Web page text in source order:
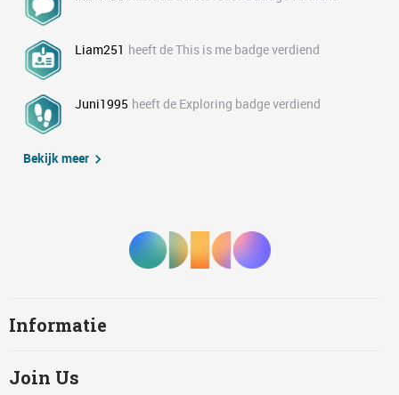
Liam251 heeft de This is me badge verdiend
Juni1995 heeft de Exploring badge verdiend
Bekijk meer
Informatie
Join Us